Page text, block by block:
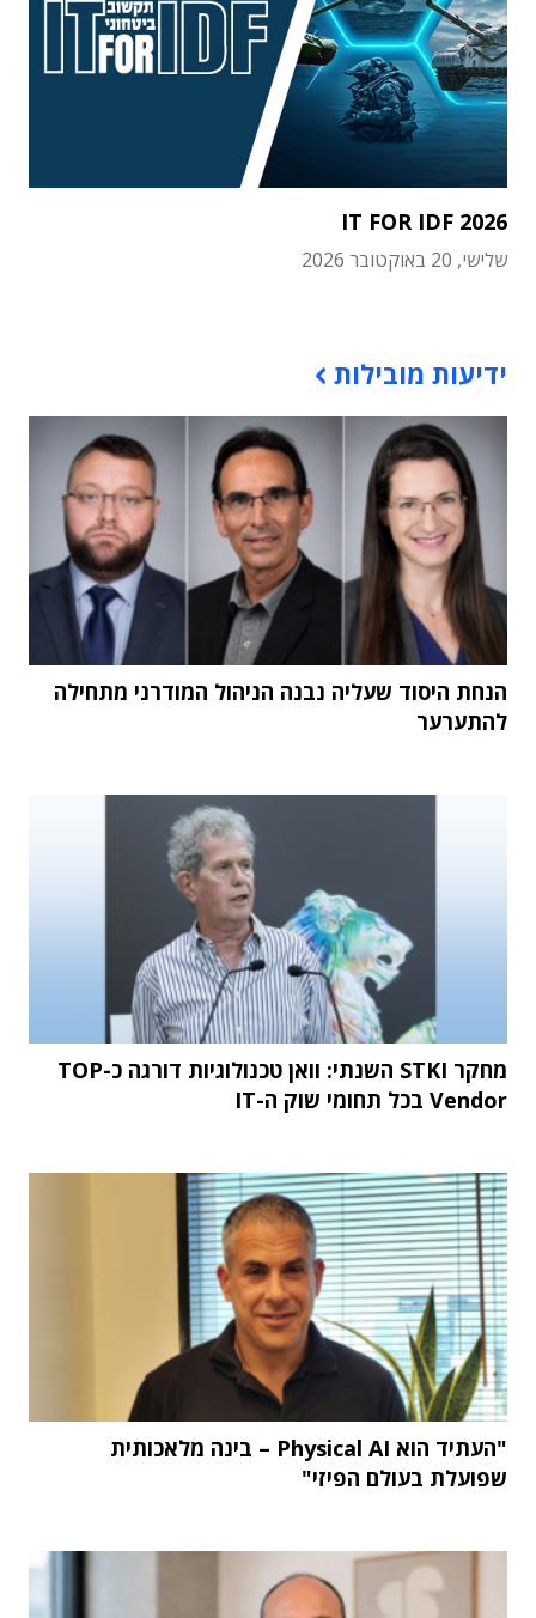
IT FOR IDF 2026
שלישי, 20 באוקטובר 2026
ידיעות מובילות
הנחת היסוד שעליה נבנה הניהול המודרני מתחילה
להתערער
מחקר STKI השנתי: וואן טכנולוגיות דורגה כ-TOP
Vendor בכל תחומי שוק ה-IT
"העתיד הוא Physical AI – בינה מלאכותית
שפועלת בעולם הפיזי"